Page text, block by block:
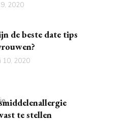
2020
de beste date tips
10, 2020
te stellen